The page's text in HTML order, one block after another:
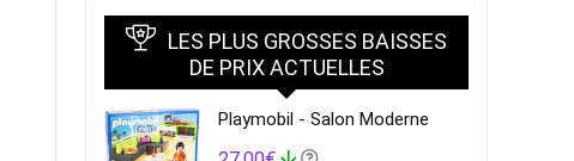
LES PLUS GROSSES BAISSES
DE PRIX ACTUELLES
Playmobil - Salon Moderne